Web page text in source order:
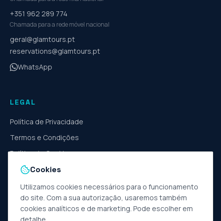
+351 962 289 774
Chamada para a rede móvel nacional
geral@glamtours.pt
reservations@glamtours.pt
WhatsApp
LEGAL
Política de Privacidade
Termos e Condições
Política de Cookies
Livro de Reclamações
Gerir cookies
Cookies
Utilizamos cookies necessários para o funcionamento
do site. Com a sua autorização, usaremos também
cookies analíticos e de marketing. Pode escolher em